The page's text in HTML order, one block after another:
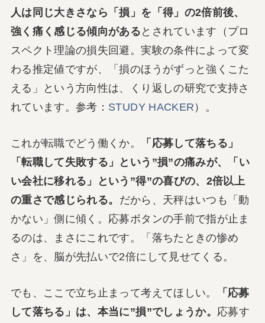
人は同じ大きさなら「損」を「得」の2倍前後、
強く痛く感じる傾向がある とされています（プロ
スペクト理論の損失回避。実験の条件によって変
わる推定値ですが、「損のほうがずっと強くこた
える」という方向性は、くり返しの研究で支持さ
れています。参考： STUDY HACKER ）。
これが転職でどう働くか。
「応募して落ちる」
「転職して失敗する」という”損”の痛みが、「い
い会社に移れる」という”得”の喜びの、2倍以上
の重さで感じられる。 だから、天秤はいつも「動
かない」側に傾く。応募ボタンの手前で指が止ま
るのは、まさにこれです。「落ちたときの惨め
さ」を、脳が先払いで2倍にして見せてくる。
でも、ここで立ち止まって考えてほしい。
「応募
して落ちる」は、本当に”損”でしょうか。 応募す